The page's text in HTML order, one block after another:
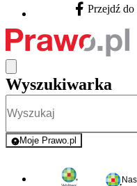
Facebook -
Przejdź do
Wyszukiwarka
Moje Prawo.pl
- rejestracja i logowanie